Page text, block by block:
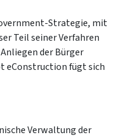
Strategie, mit
Teil seiner Verfahren
der Bürger
eConstruction fügt sich
Verwaltung der